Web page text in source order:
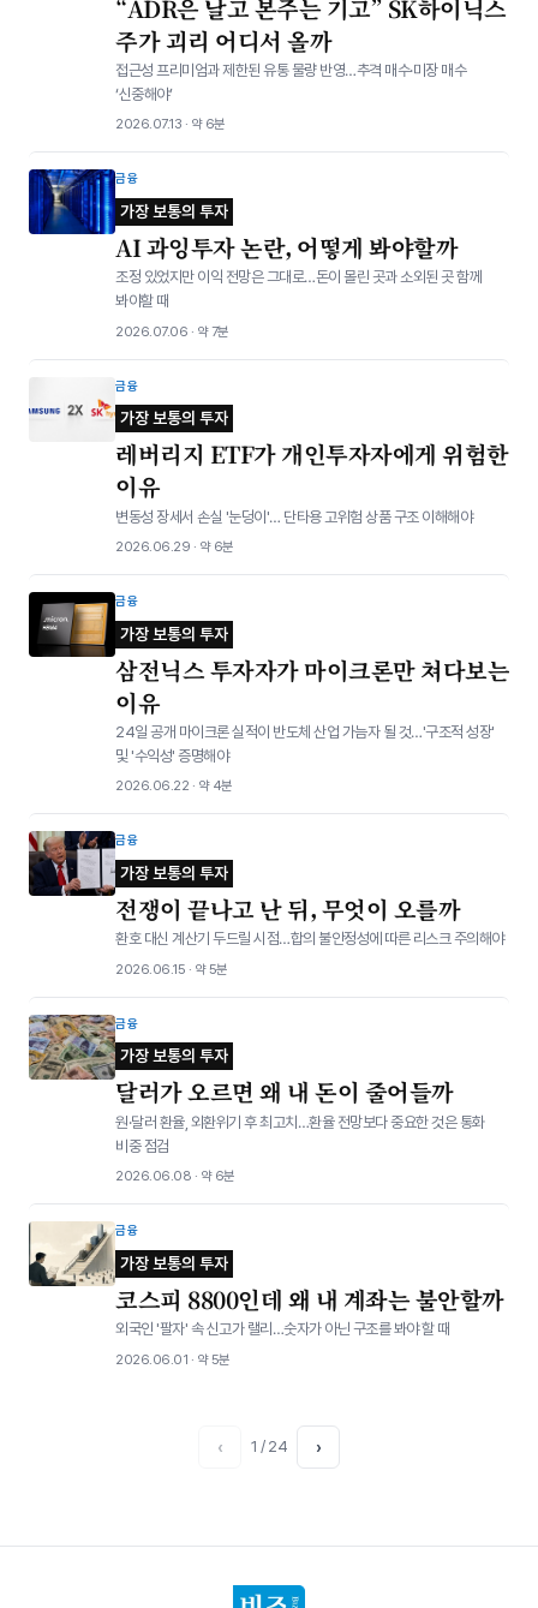
“ADR은 날고 본주는 기고” SK하이닉스
주가 괴리 어디서 올까
접근성 프리미엄과 제한된 유통 물량 반영…추격 매수·미장 매수
‘신중해야’
2026.07.13 · 약 6분
금융
가장 보통의 투자
AI 과잉투자 논란, 어떻게 봐야할까
조정 있었지만 이익 전망은 그대로…돈이 몰린 곳과 소외된 곳 함께
봐야할 때
2026.07.06 · 약 7분
금융
가장 보통의 투자
레버리지 ETF가 개인투자자에게 위험한
이유
변동성 장세서 손실 '눈덩이'… 단타용 고위험 상품 구조 이해해야
2026.06.29 · 약 6분
금융
가장 보통의 투자
삼전닉스 투자자가 마이크론만 쳐다보는
이유
24일 공개 마이크론 실적이 반도체 산업 가늠자 될 것…'구조적 성장'
및 '수익성' 증명해야
2026.06.22 · 약 4분
금융
가장 보통의 투자
전쟁이 끝나고 난 뒤, 무엇이 오를까
환호 대신 계산기 두드릴 시점…합의 불안정성에 따른 리스크 주의해야
2026.06.15 · 약 5분
금융
가장 보통의 투자
달러가 오르면 왜 내 돈이 줄어들까
원·달러 환율, 외환위기 후 최고치…환율 전망보다 중요한 것은 통화
비중 점검
2026.06.08 · 약 6분
금융
가장 보통의 투자
코스피 8800인데 왜 내 계좌는 불안할까
외국인 '팔자' 속 신고가 랠리…숫자가 아닌 구조를 봐야 할 때
2026.06.01 · 약 5분
‹ 1 / 24 ›